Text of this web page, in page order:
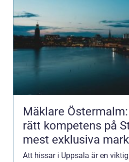
Mäklare
rätt kompetens på
mest exklusiva
Att hissar i Uppsala är en